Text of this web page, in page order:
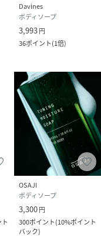
Davines
ボディソープ
3,993円
36ポイント(1倍)
OSAJI
ボディソープ
3,300円
300ポイント(10%ポイント
バック)